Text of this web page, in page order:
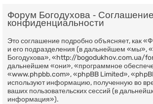
Форум Богодухова -
конфиденциальности
Это соглашение подробно объясняет, как
и его подразделения (в дальнейшем «мы»,
Богодухова», «http://bogodukhov.com.ua/
дальнейшем «они», «программное
«www.phpbb.com», «phpBB Limited»,
используют информацию, полученную во
ваших пользовательских сессий (в
информация»).